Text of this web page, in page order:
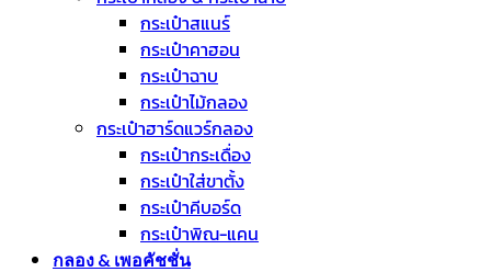
กระเป๋าสแนร์
กระเป๋าคาฮอน
กระเป๋าฉาบ
กระเป๋าไม้กลอง
กระเป๋าฮาร์ดแวร์กลอง
กระเป๋ากระเดื่อง
กระเป๋าใส่ขาตั้ง
กระเป๋าคีบอร์ด
กระเป๋าพิณ-แคน
กลอง & เพอคัชชั่น